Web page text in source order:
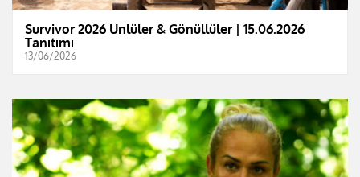
Survivor 2026 Ünlüler & Gönüllüler | 15.06.2026
Tanıtımı
13/06/2026